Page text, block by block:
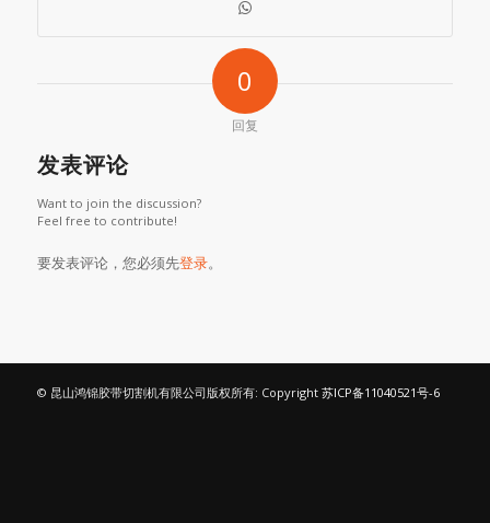
0
回复
发表评论
Want to join the discussion?
Feel free to contribute!
要发表评论，您必须先登录。
© 昆山鸿锦胶带切割机有限公司版权所有: Copyright 苏ICP备11040521号-6